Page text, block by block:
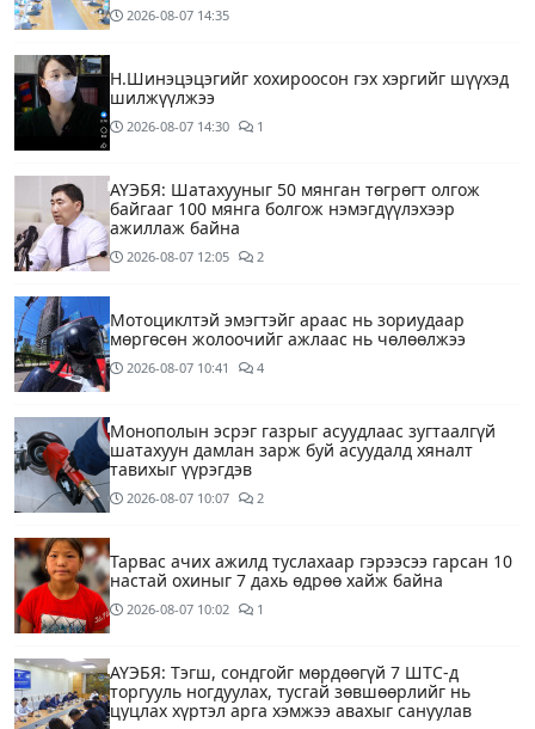
2026-08-07 14:35
Н.Шинэцэцэгийг хохироосон гэх хэргийг шүүхэд
шилжүүлжээ
2026-08-07 14:30 1
АҮЭБЯ: Шатахууныг 50 мянган төгрөгт олгож
байгааг 100 мянга болгож нэмэгдүүлэхээр
ажиллаж байна
2026-08-07 12:05 2
Мотоциклтэй эмэгтэйг араас нь зориудаар
мөргөсөн жолоочийг ажлаас нь чөлөөлжээ
2026-08-07 10:41 4
Монополын эсрэг газрыг асуудлаас зугтаалгүй
шатахуун дамлан зарж буй асуудалд хяналт
тавихыг үүрэгдэв
2026-08-07 10:07 2
Тарвас ачих ажилд туслахаар гэрээсээ гарсан 10
настай охиныг 7 дахь өдрөө хайж байна
2026-08-07 10:02 1
АҮЭБЯ: Тэгш, сондгойг мөрдөөгүй 7 ШТС-д
торгууль ногдуулах, тусгай зөвшөөрлийг нь
цуцлах хүртэл арга хэмжээ авахыг сануулав